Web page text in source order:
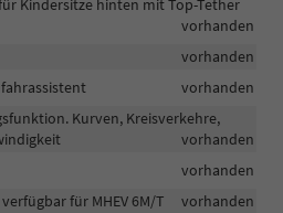
Kindersitze hinten mit Top-Tether
vorhanden
vorhanden
vorhanden
Kurven, Kreisverkehre,
vorhanden
vorhanden
für MHEV 6M/T
vorhanden